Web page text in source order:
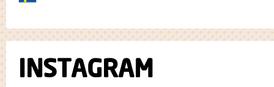
INSTAGRAM